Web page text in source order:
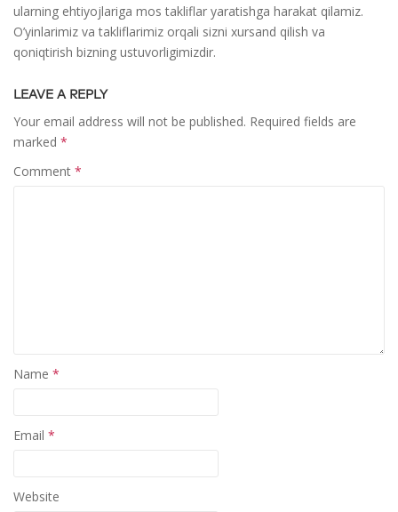
ularning ehtiyojlariga mos takliflar yaratishga harakat qilamiz.
O’yinlarimiz va takliflarimiz orqali sizni xursand qilish va
qoniqtirish bizning ustuvorligimizdir.
LEAVE A REPLY
Your email address will not be published. Required fields are
marked *
Comment *
Name *
Email *
Website